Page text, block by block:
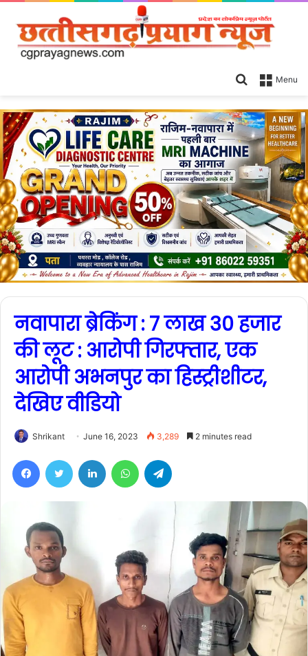
Menu
Search
नवापारा ब्रेकिंग : 7 लाख 30 हजार
की लूट : आरोपी गिरफ्तार, एक
आरोपी अभनपुर का हिस्ट्रीशीटर,
देखिए वीडियो
Shrikant June 16, 2023 3,289 2 minutes read